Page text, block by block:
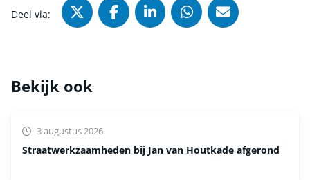
Deel via: Deel via X (Twitter), opent in
Deel via Facebook, opent
Deel via LinkedIn,
Deel viaDeel via
Bekijk ook
Straatwerkzaamheden bij Jan van Houtkade afgerond
3 augustus 2026